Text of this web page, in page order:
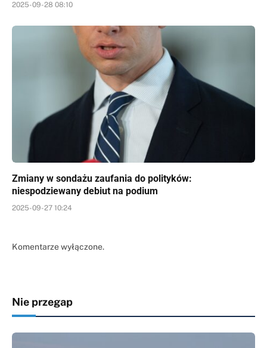
2025-09-28 08:10
Zmiany w sondażu zaufania do polityków:
niespodziewany debiut na podium
2025-09-27 10:24
Komentarze wyłączone.
Nie przegap